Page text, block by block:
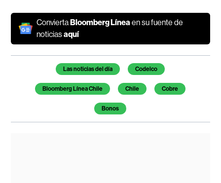
ConviertaBloomberg Línea en su fuente de
noticiasaquí
Temas de este artículo
Las noticias del día Codelco
Bloomberg Línea Chile Chile Cobre
Bonos